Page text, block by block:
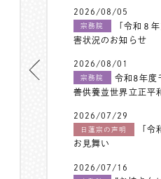
2026/08/05
宗務院
「令和８
害状況のお知らせ
2026/08/01
宗務院
令和8年度
善供養並世界立正平
2026/07/29
日蓮宗の声明
「令
お見舞い
2026/07/16